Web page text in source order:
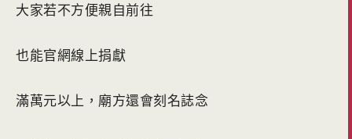
大家若不方便親自前往
也能官網線上捐獻
滿萬元以上，廟方還會刻名誌念